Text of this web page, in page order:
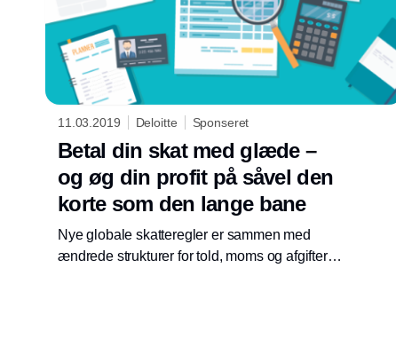
11.03.2019 Deloitte Sponseret
Betal din skat med glæde –
og øg din profit på såvel den
korte som den lange bane
Nye globale skatteregler er sammen med
ændrede strukturer for told, moms og afgifter